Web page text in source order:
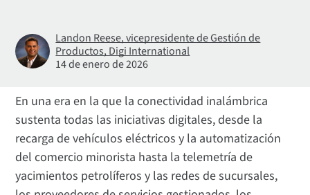
Landon Reese, vicepresidente de Gestión de
Productos, Digi International
14 de enero de 2026
En una era en la que la conectividad inalámbrica
sustenta todas las iniciativas digitales, desde la
recarga de vehículos eléctricos y la automatización
del comercio minorista hasta la telemetría de
yacimientos petrolíferos y las redes de sucursales,